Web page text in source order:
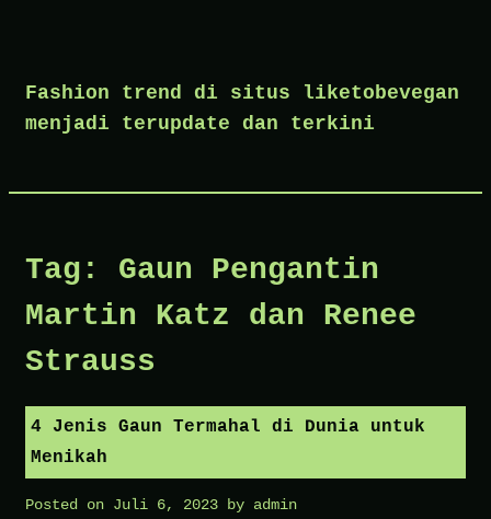
content
Fashion trend di situs liketobevegan
menjadi terupdate dan terkini
Tag: Gaun Pengantin
Martin Katz dan Renee
Strauss
4 Jenis Gaun Termahal di Dunia untuk
Menikah
Posted on Juli 6, 2023 by admin